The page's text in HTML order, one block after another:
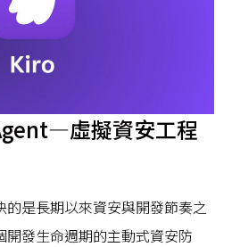
虛擬資安工程
的是長期以來資安與開發節奏之
發生命週期的主動式資安防